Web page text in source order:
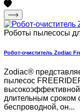
Роботы пылесосы
Робот-очиститель Zodiac
Zodiac®
пылесос
длительным
беспроводной, он...